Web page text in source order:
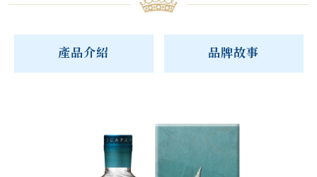
產品介紹 品牌故事